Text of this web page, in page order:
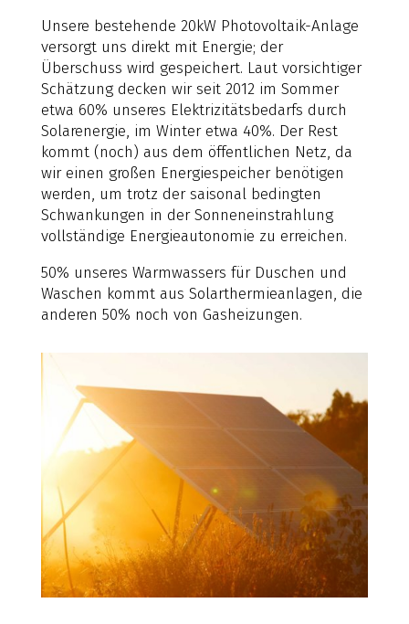
Unsere bestehende 20kW Photovoltaik-Anlage
versorgt uns direkt mit Energie; der
Überschuss wird gespeichert. Laut vorsichtiger
Schätzung decken wir seit 2012 im Sommer
etwa 60% unseres Elektrizitätsbedarfs durch
Solarenergie, im Winter etwa 40%. Der Rest
kommt (noch) aus dem öffentlichen Netz, da
wir einen großen Energiespeicher benötigen
werden, um trotz der saisonal bedingten
Schwankungen in der Sonneneinstrahlung
vollständige Energieautonomie zu erreichen.
50% unseres Warmwassers für Duschen und
Waschen kommt aus Solarthermieanlagen, die
anderen 50% noch von Gasheizungen.